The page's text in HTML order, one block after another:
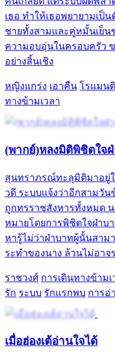
เธอ ทำให้เธอพยายามเป็
ชายทั้งสามและคู่หมั้นเย็น
ความอบอุ่นในครอบครัว
อย่างสิ้นเชิง
หญิงแกร่ง เอาคืน โรแมน
ทางข้ามเวลา
(พากย์)หลงมิติพิชิตใจ
สุนทราภรณ์ทะลุมิติมาอยู่
วดี ระบบแจ้งว่าอีกสามวั
ถูกทรราชสังหารทั้งหมด
หมายโดยการพิชิตใจฝ่าบ
หารู้ไม่ว่าฝ่าบาทผู้นั้นสาม
ระทำของนาง ล้วนไม่อาจ
ราชวงศ์ การเดินทางข้ามเ
รัก ระบบ รักแรกพบ การอ่
เมื่อฮ่องเต้อ่านใจได้